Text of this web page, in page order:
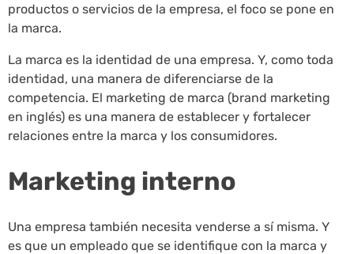
productos o servicios de la empresa, el foco se pone en
la marca.
La marca es la identidad de una empresa. Y, como toda
identidad, una manera de diferenciarse de la
competencia. El marketing de marca (brand marketing
en inglés) es una manera de establecer y fortalecer
relaciones entre la marca y los consumidores.
Marketing interno
Una empresa también necesita venderse a sí misma. Y
es que un empleado que se identifique con la marca y